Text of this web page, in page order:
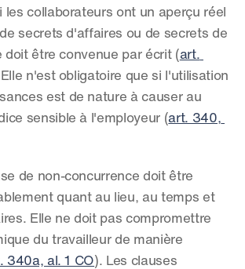
les collaborateurs ont un aperçu réel
secrets d'affaires ou de secrets de
doit être convenue par écrit (art.
Elle n'est obligatoire que si l'utilisation
est de nature à causer au
sensible à l'employeur (art. 340,
de non-concurrence doit être
quant au lieu, au temps et
Elle ne doit pas compromettre
du travailleur de manière
340a, al. 1 CO). Les clauses